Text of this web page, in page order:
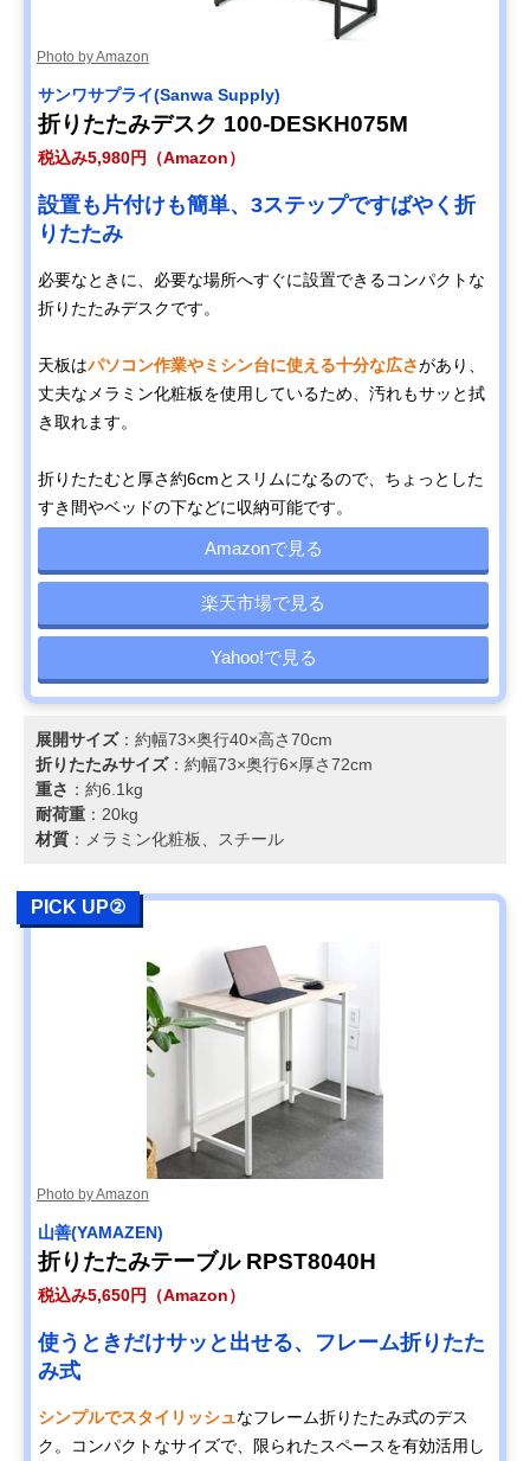
Photo by Amazon
サンワサプライ(Sanwa Supply)
折りたたみデスク 100-DESKH075M
税込み5,980円（Amazon）
設置も片付けも簡単、3ステップですばやく折
りたたみ
必要なときに、必要な場所へすぐに設置できるコンパクトな
折りたたみデスクです。
天板はパソコン作業やミシン台に使える十分な広さがあり、
丈夫なメラミン化粧板を使用しているため、汚れもサッと拭
き取れます。
折りたたむと厚さ約6cmとスリムになるので、ちょっとした
すき間やベッドの下などに収納可能です。
Amazonで見る
楽天市場で見る
Yahoo!で見る
展開サイズ：約幅73×奥行40×高さ70cm
折りたたみサイズ：約幅73×奥行6×厚さ72cm
重さ ：約6.1kg
耐荷重 ：20kg
材質 ：メラミン化粧板、スチール
PICK UP②
Photo by Amazon
山善(YAMAZEN)
折りたたみテーブル RPST8040H
税込み5,650円（Amazon）
使うときだけサッと出せる、フレーム折りたた
み式
シンプルでスタイリッシュなフレーム折りたたみ式のデス
ク。コンパクトなサイズで、限られたスペースを有効活用し